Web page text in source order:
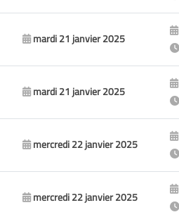
mardi 21 janvier 2025
mardi 21 janvier 2025
mercredi 22 janvier 2025
mercredi 22 janvier 2025